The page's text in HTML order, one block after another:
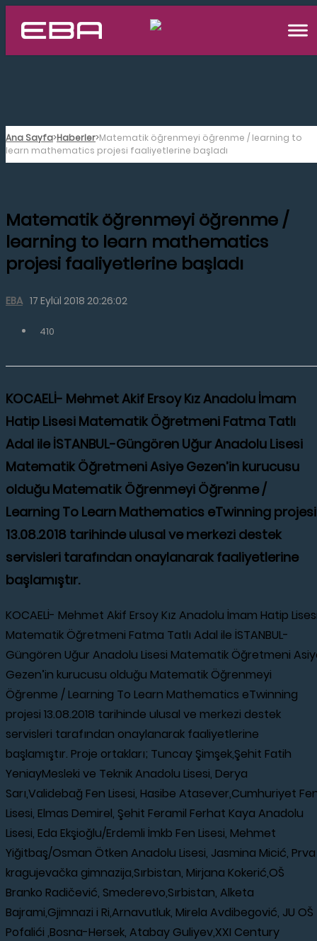
Ana Sayfa Haberler Matematik öğrenmeyi öğrenme / learning to
learn mathematics projesi faaliyetlerine başladı
Matematik öğrenmeyi öğrenme /
learning to learn mathematics
projesi faaliyetlerine başladı
EBA 17 Eylül 2018 20:26:02
410
KOCAELİ- Mehmet Akif Ersoy Kız Anadolu İmam
Hatip Lisesi Matematik Öğretmeni Fatma Tatlı
Adal ile İSTANBUL-Güngören Uğur Anadolu Lisesi
Matematik Öğretmeni Asiye Gezen’in kurucusu
olduğu Matematik Öğrenmeyi Öğrenme /
Learning To Learn Mathematics eTwinning projesi
13.08.2018 tarihinde ulusal ve merkezi destek
servisleri tarafından onaylanarak faaliyetlerine
başlamıştır.
KOCAELİ- Mehmet Akif Ersoy Kız Anadolu İmam Hatip
Matematik Öğretmeni Fatma Tatlı Adal ile İSTANBUL-
Güngören Uğur Anadolu Lisesi Matematik Öğretmeni
Gezen’in kurucusu olduğu Matematik Öğrenmeyi
Öğrenme / Learning To Learn Mathematics eTwinning
projesi 13.08.2018 tarihinde ulusal ve merkezi destek
servisleri tarafından onaylanarak faaliyetlerine
başlamıştır. Proje ortakları; Tuncay Şimşek,Şehit Fatih
YeniayMesleki ve Teknik Anadolu Lisesi, Derya
Sarı,Validebağ Fen Lisesi, Hasibe Atasever,Cumhuriyet
Lisesi, Elmas Demirel, Şehit Feramil Ferhat Kaya Anadolu
Lisesi, Eda Ekşioğlu/Erdemli İmkb Fen Lisesi, Mehmet
Yiğitbaş/Osman Ötken Anadolu Lisesi, Jasmina Micić, Prva
kragujevačka gimnazija,Sırbistan, Mirjana Kokerić,OŠ
Branko Radičević, Smederevo,Sırbistan, Alketa
Bajrami,Gjimnazi i Ri,Arnavutluk, Mirela Avdibegović, JU OŠ
Pofalići ,Bosna-Hersek, Atabay Guliyev,XXI Century